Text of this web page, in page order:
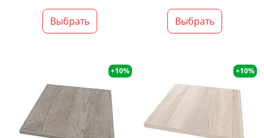
Выбрать Выбрать
+10% +10%